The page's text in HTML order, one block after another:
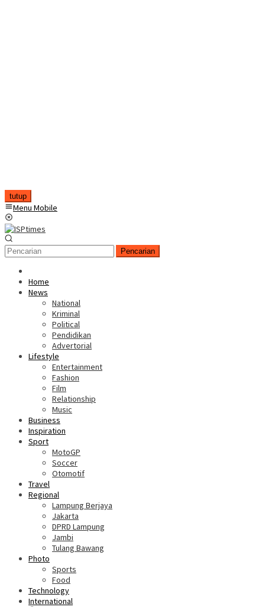
tutup
Menu Mobile
Pencarian
Home
News
National
Kriminal
Political
Pendidikan
Advertorial
Lifestyle
Entertainment
Fashion
Film
Relationship
Music
Business
Inspiration
Sport
MotoGP
Soccer
Otomotif
Travel
Regional
Lampung Berjaya
Jakarta
DPRD Lampung
Jambi
Tulang Bawang
Photo
Sports
Food
Technology
International